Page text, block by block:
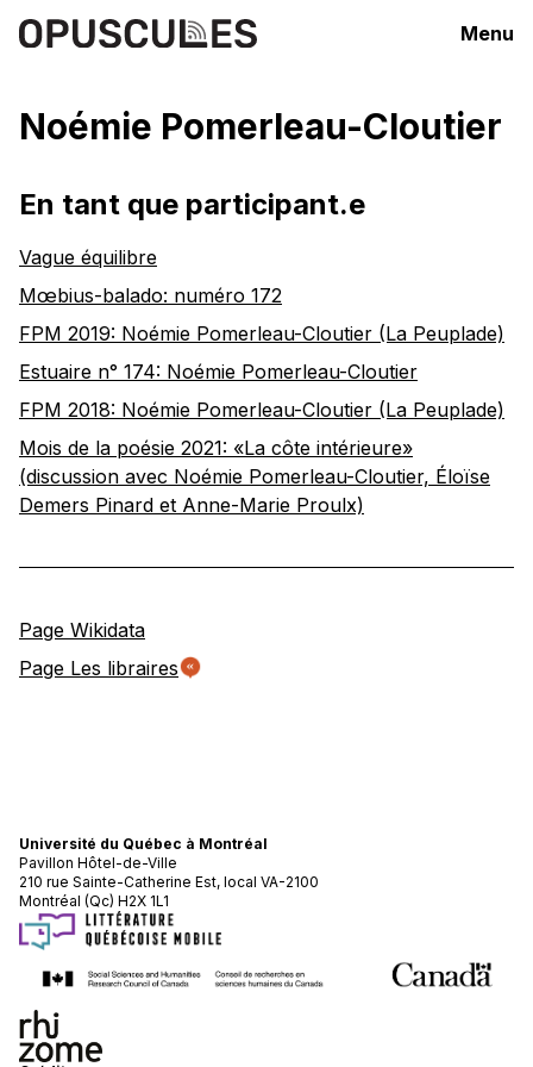
Menu
Noémie Pomerleau-Cloutier
En tant que participant.e
Vague équilibre
Mœbius-balado: numéro 172
FPM 2019: Noémie Pomerleau-Cloutier (La Peuplade)
Estuaire n° 174: Noémie Pomerleau-Cloutier
FPM 2018: Noémie Pomerleau-Cloutier (La Peuplade)
Mois de la poésie 2021: «La côte intérieure»
(discussion avec Noémie Pomerleau-Cloutier, Éloïse
Demers Pinard et Anne-Marie Proulx)
Page Wikidata
Page Les libraires
Université du Québec à Montréal
Pavillon Hôtel-de-Ville
210 rue Sainte-Catherine Est, local VA-2100
Montréal (Qc) H2X 1L1